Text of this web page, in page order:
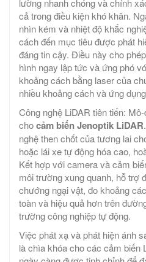
cả trong điều kiện khó khăn.
nhìn kém và nhiệt độ khắc
cách đến mục tiêu được phát
đáng tin cậy. Điều này cho
hình ngay lập tức và ứng phó
khoảng cách bằng laser của
nhiều khoảng cách và ứng
Công nghệ LiDAR tiên tiến:
chocảm biến Jenoptik LiDAR
nghệ then chốt của tương lai
hoặc lái xe tự động hóa cao,
Kết hợp với camera và cảm
môi trường xung quanh, hỗ trợ
chướng ngại vật, đo khoảng
toàn và hiệu quả hơn trên
trường công nghiệp tự động.
Việc phát xạ và phát hiện ánh
là chìa khóa cho các cảm biến